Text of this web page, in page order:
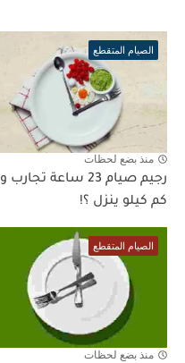
الصيام المتقطع
منذ بضع لحظات
رجيم صيام 23 ساعة تجارب و
كم كيلو ينزل ؟!
الصيام المتقطع
منذ بضع لحظات